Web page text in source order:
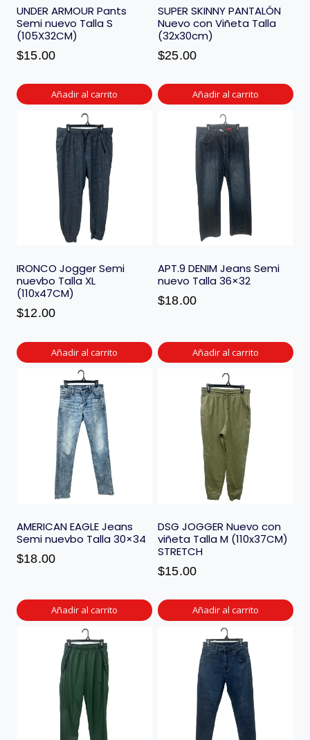
UNDER ARMOUR Pants
Semi nuevo Talla S
(105X32CM)
$15.00
Añadir al carrito
SUPER SKINNY PANTALÓN
Nuevo con Viñeta Talla
(32x30cm)
$25.00
Añadir al carrito
IRONCO Jogger Semi
nuevbo Talla XL
(110x47CM)
$12.00
Añadir al carrito
APT.9 DENIM Jeans Semi
nuevo Talla 36×32
$18.00
Añadir al carrito
AMERICAN EAGLE Jeans
Semi nuevbo Talla 30×34
$18.00
Añadir al carrito
DSG JOGGER Nuevo con
viñeta Talla M (110x37CM)
STRETCH
$15.00
Añadir al carrito